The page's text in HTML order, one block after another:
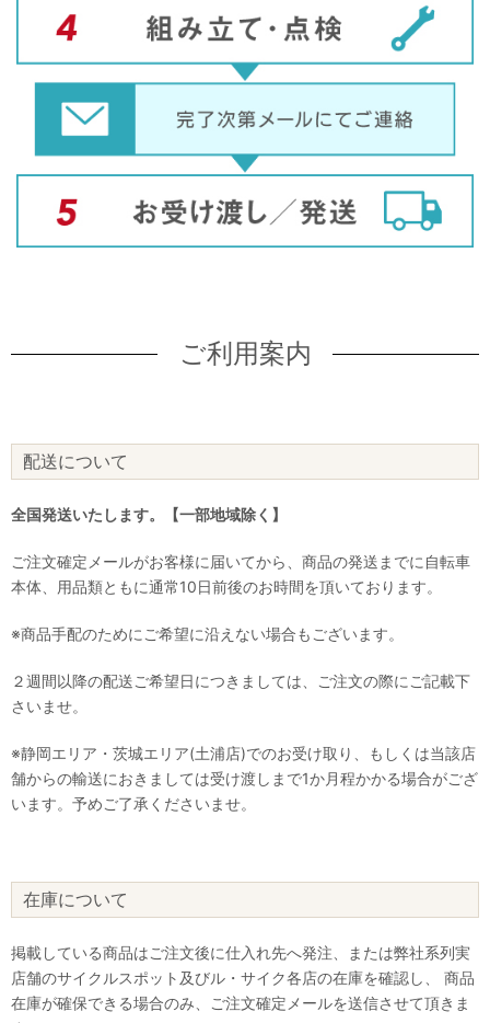
ご利用案内
配送について
全国発送いたします。【一部地域除く】
ご注文確定メールがお客様に届いてから、商品の発送までに自転車
本体、用品類ともに通常10日前後のお時間を頂いております。
※商品手配のためにご希望に沿えない場合もございます。
２週間以降の配送ご希望日につきましては、ご注文の際にご記載下
さいませ。
※静岡エリア・茨城エリア(土浦店)でのお受け取り、もしくは当該店
舗からの輸送におきましては受け渡しまで1か月程かかる場合がござ
います。予めご了承くださいませ。
在庫について
掲載している商品はご注文後に仕入れ先へ発注、または弊社系列実
店舗のサイクルスポット及びル・サイク各店の在庫を確認し、 商品
在庫が確保できる場合のみ、ご注文確定メールを送信させて頂きま